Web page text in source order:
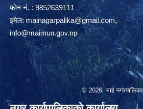
फोन नं. : 9852639111
इमेल:mainagarpalika@gmail.com,
info@maimun.gov.np
© 2026 माई नगरपालिका